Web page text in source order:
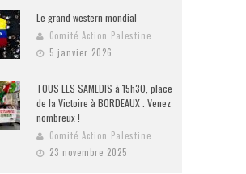
Le grand western mondial
Comité Action Palestine
5 janvier 2026
TOUS LES SAMEDIS à 15h30, place
de la Victoire à BORDEAUX . Venez
nombreux !
Comité Action Palestine
23 novembre 2025